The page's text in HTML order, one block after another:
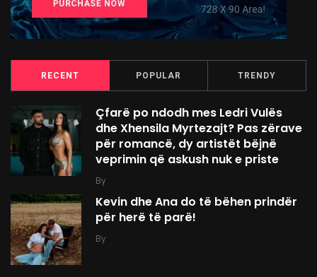
RECENT POPULAR TRENDY
Çfarë po ndodh mes Ledri Vulës
dhe Xhensila Myrtezajt? Pas zërave
për romancë, dy artistët bëjnë
veprimin që askush nuk e priste
By
Kevin dhe Ana do të bëhen prindër
për herë të parë!
By